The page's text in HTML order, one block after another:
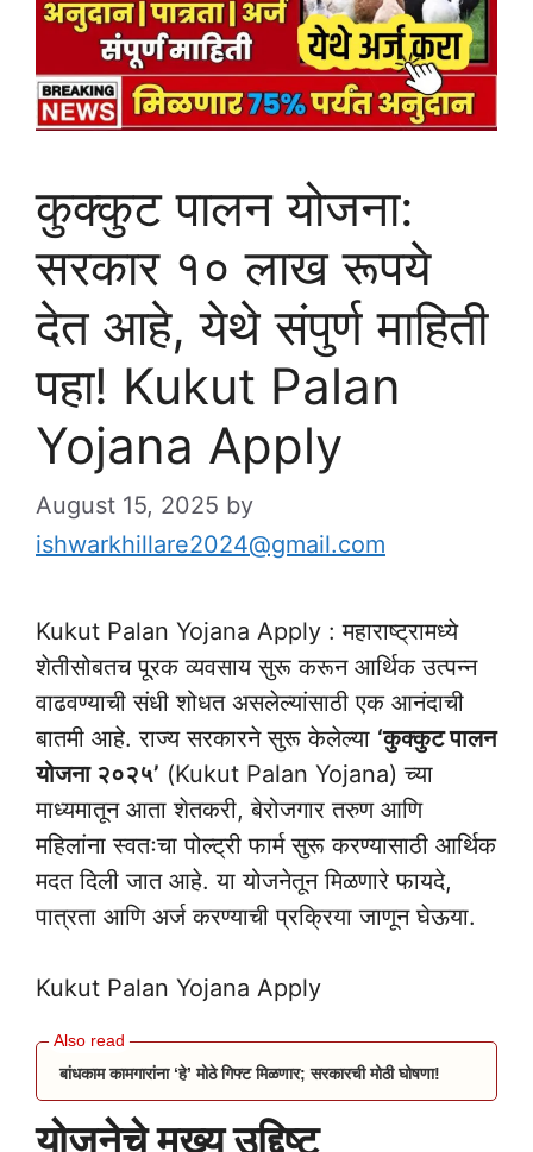
कुक्कुट पालन योजना:
सरकार १० लाख रूपये
देत आहे, येथे संपुर्ण माहिती
पहा! Kukut Palan
Yojana Apply
August 15, 2025 by
ishwarkhillare2024@gmail.com
Kukut Palan Yojana Apply : महाराष्ट्रामध्ये
शेतीसोबतच पूरक व्यवसाय सुरू करून आर्थिक उत्पन्न
वाढवण्याची संधी शोधत असलेल्यांसाठी एक आनंदाची
बातमी आहे. राज्य सरकारने सुरू केलेल्या ‘कुक्कुट पालन
योजना २०२५’ (Kukut Palan Yojana) च्या
माध्यमातून आता शेतकरी, बेरोजगार तरुण आणि
महिलांना स्वतःचा पोल्ट्री फार्म सुरू करण्यासाठी आर्थिक
मदत दिली जात आहे. या योजनेतून मिळणारे फायदे,
पात्रता आणि अर्ज करण्याची प्रक्रिया जाणून घेऊया.
Kukut Palan Yojana Apply
बांधकाम कामगारांना ‘हे’ मोठे गिफ्ट मिळणार; सरकारची मोठी घोषणा!
योजनेचे मुख्य उद्दिष्ट